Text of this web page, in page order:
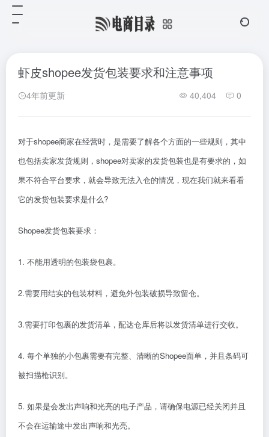
虾皮shopee发货包装要求和注意事项
4年前更新 40,404 0
对于shopee商家在经营时，是需要了解各个方面的一些规则，其中
也包括卖家发货规则，shopee对卖家的发货包装也是有要求的，如
果不符合平台要求，就会导致无法入仓的情况，现在我们就来看看
它的发货包装要求是什么?
Shopee发货包装要求：
1. 不能用透明的包装袋包裹。
2.需要用结实的包装材料，避免外包装破损导致留仓。
3.需要打印包裹的发货清单，配达仓库后将以发货清单进行交收。
4. 每个单独的小包裹需要有完整、清晰的Shopee面单，并且条码可
被扫描枪识别。
5. 如果是会发出声响和光亮的电子产品，请确保电源已经关闭并且
不会在运输途中发出声响和光亮。